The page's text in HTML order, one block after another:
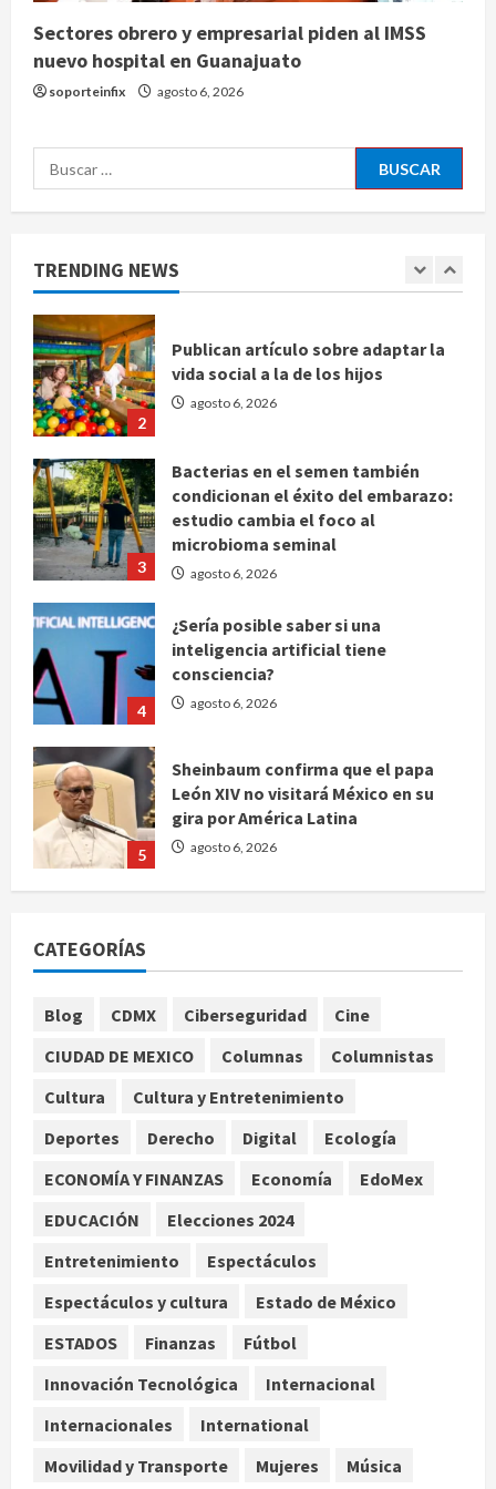
Sectores obrero y empresarial piden al IMSS
nuevo hospital en Guanajuato
soporteinfix agosto 6, 2026
Buscar:
TRENDING NEWS
Sheinbaum confirma que el papa
León XIV no visitará México en su
gira por América Latina
1
Bad Bunny enfrenta dos demandas
millonarias por uso no consentido
2
Publican artículo sobre adaptar la
vida social a la de los hijos
agosto 6, 2026
3
Bacterias en el semen también
condicionan el éxito del embarazo:
estudio cambia el foco al
microbioma seminal
agosto 6, 2026
4
¿Sería posible saber si una
inteligencia artificial tiene
consciencia?
agosto 6, 2026
5
Sheinbaum confirma que el papa
León XIV no visitará México en su
gira por América Latina
agosto 6, 2026
Publican artículo sobre adaptar la
vida social a la de los hijos
Bacterias en el semen también
condicionan el éxito del embarazo:
microbioma seminal
agosto 6, 2026
4
¿Sería posible saber si una
consciencia?
agosto 6, 2026
CATEGORÍAS
Blog CDMX Ciberseguridad
Cine
CIUDAD DE MEXICO
Columnas
Columnistas
Cultura
Cultura y Entretenimiento
Deportes
Derecho Digital
Ecología
ECONOMÍA Y FINANZAS
Economía
EdoMex
EDUCACIÓN
Elecciones 2024
Entretenimiento
Espectáculos
Espectáculos y cultura
Estado de México
ESTADOS
Finanzas
Fútbol
Innovación Tecnológica
Internacional
Internacionales
International
Movilidad y Transporte
Mujeres Música